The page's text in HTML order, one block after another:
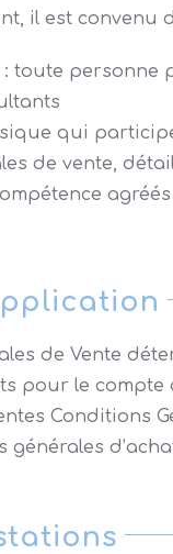
il est convenu
toute personne
qui
de vente,
de Vente
pour le
Conditions